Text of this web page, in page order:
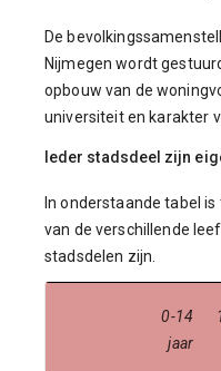
De
Nijmegen wordt
opbouw van de
universiteit en karakter
Ieder stadsdeel zijn
In onderstaande tabel
van de verschillende
stadsdelen zijn.
0-14
jaar